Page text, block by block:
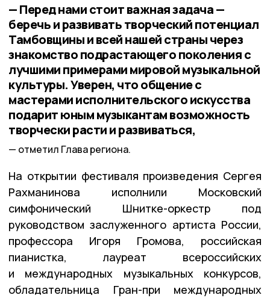
— Перед нами стоит важная задача —
беречь и развивать творческий потенциал
Тамбовщины и всей нашей страны через
знакомство подрастающего поколения с
лучшими примерами мировой музыкальной
культуры. Уверен, что общение с
мастерами исполнительского искусства
подарит юным музыкантам возможность
творчески расти и развиваться,
отметил Глава региона.
На открытии фестиваля произведения Сергея
Рахманинова исполнили Московский
симфонический Шнитке-оркестр под
руководством заслуженного артиста России,
профессора Игоря Громова, российская
пианистка, лауреат всероссийских
и международных музыкальных конкурсов,
обладательница Гран-при международных